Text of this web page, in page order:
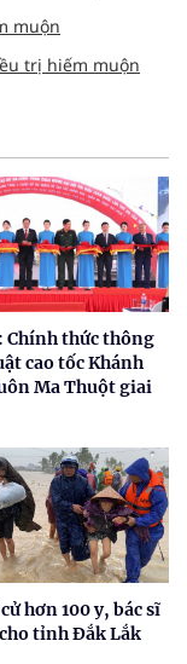
muộn
trị hiếm muộn
Chính thức thông
cao tốc Khánh
Ma Thuột giai
hơn 100 y, bác sĩ
tỉnh Đắk Lắk